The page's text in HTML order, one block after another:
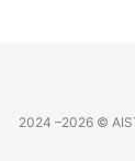
2024 –2026 ©